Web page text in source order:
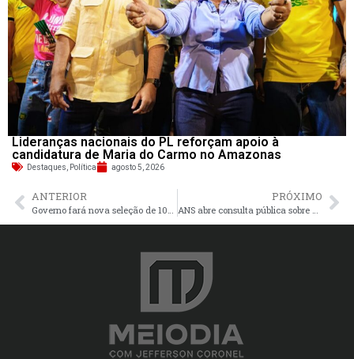
Lideranças nacionais do PL reforçam apoio à
candidatura de Maria do Carmo no Amazonas
Destaques Política agosto 5, 2026
ANTERIOR PRÓXIMO